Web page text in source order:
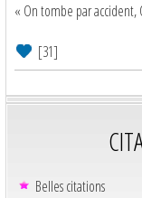
« On tombe par accident,
[31]
Belles citations